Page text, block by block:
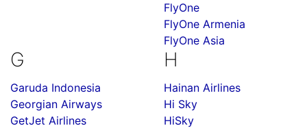
FlyOne
FlyOne Armenia
FlyOne Asia
G
Garuda Indonesia
Georgian Airways
GetJet Airlines
H
Hainan Airlines
Hi Sky
HiSky